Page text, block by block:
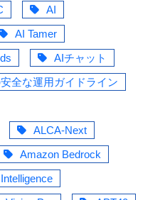
AI
AI Tamer
AIチャット
全な運用ガイドライン
ALCA-Next
Amazon Bedrock